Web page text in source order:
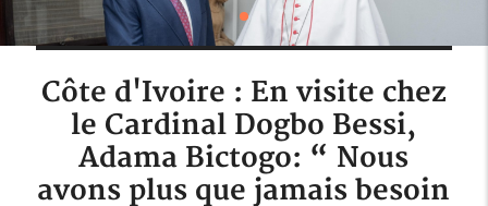
Côte d'Ivoire : En visite chez
le Cardinal Dogbo Bessi,
Adama Bictogo: “ Nous
avons plus que jamais besoin